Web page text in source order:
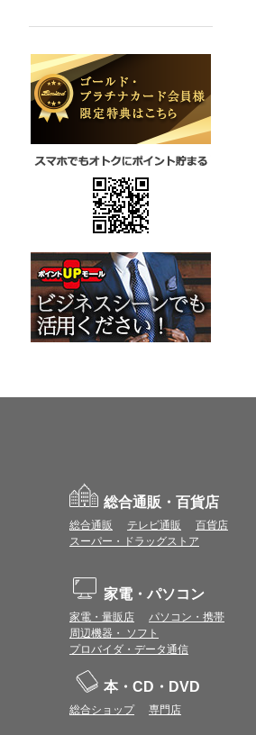
総合通販・百貨店
総合通販 テレビ通販
百貨店
スーパー・ドラッグストア
家電・パソコン
家電・量販店
パソコン・携帯
周辺機器・ ソフト
プロバイダ・データ通信
本・CD・DVD
総合ショップ 専門店